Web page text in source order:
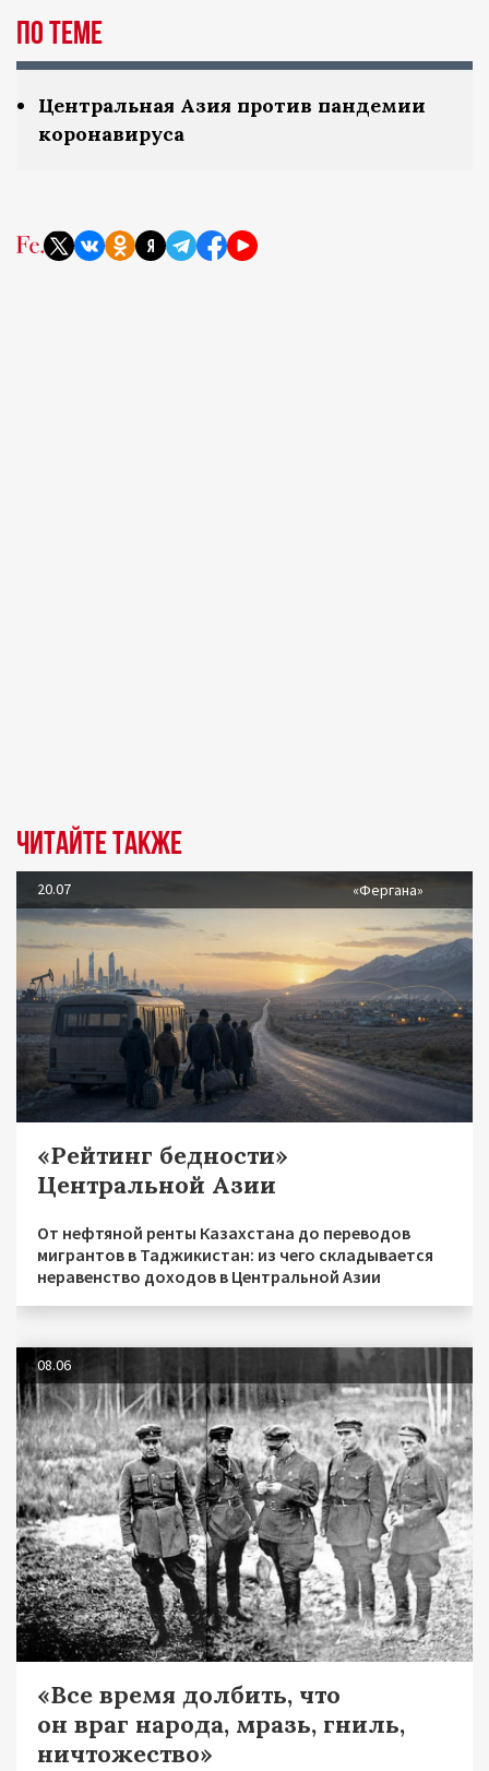
По теме
Центральная Азия против пандемии
коронавируса
Читайте также
20.07 «Фергана»
«Рейтинг бедности»
Центральной Азии
От нефтяной ренты Казахстана до переводов
мигрантов в Таджикистан: из чего складывается
неравенство доходов в Центральной Азии
08.06
«Все время долбить, что
он враг народа, мразь, гниль,
ничтожество»